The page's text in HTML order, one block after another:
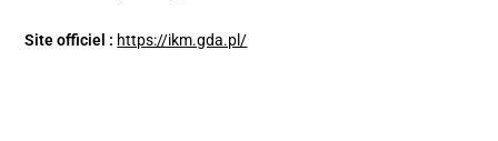
Site officiel : https://ikm.gda.pl/